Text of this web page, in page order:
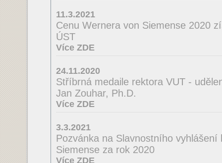
11.3.2021
Cenu Wernera von Siemense 2020
ÚST
Více ZDE
24.11.2020
Stříbrná medaile rektora VUT -
Jan Zouhar, Ph.D.
Více ZDE
3.3.2021
Pozvánka na Slavnostního
Siemense za rok 2020
Více ZDE